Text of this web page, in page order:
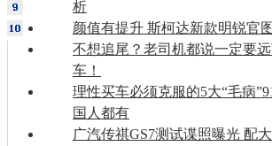
析
颜值有提升 斯柯达新款明锐官
不想追尾？老司机都说一定要
车！
理性买车必须克服的5大“毛病
国人都有
广汽传祺GS7测试谍照曝光 配